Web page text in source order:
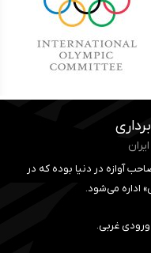
آوازه در دنیا بوده که در
اداره می‌شود.
ورودی غربی.